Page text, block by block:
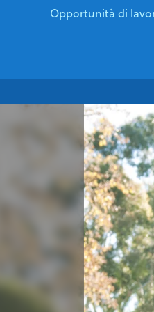
Opportunità di